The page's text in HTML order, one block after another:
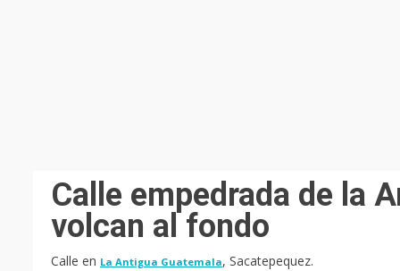
Calle empedrada de la
volcan al fondo
Calle en La Antigua Guatemala, Sacatepequez.